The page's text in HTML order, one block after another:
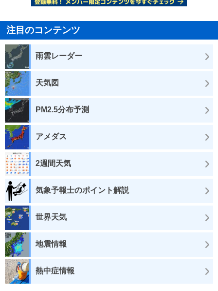
注目のコンテンツ
雨雲レーダー
天気図
PM2.5分布予測
アメダス
2週間天気
気象予報士のポイント解説
世界天気
地震情報
熱中症情報